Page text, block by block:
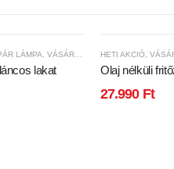
LÁMPA VÁSÁRTÉR
lakat
HETI AKCIÓ,
Olaj nélküli
érintőgombos
27.990 Ft